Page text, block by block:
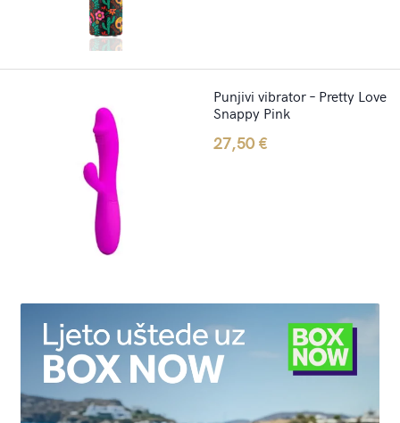
Punjivi vibrator – Pretty Love
Snappy Pink
27,50€